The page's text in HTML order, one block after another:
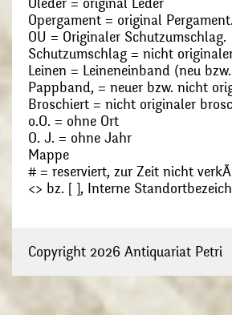
Oleder = original Leder
Opergament = original Pergament.
OU = Originaler Schutzumschlag.
Schutzumschlag = nicht
Leinen = Leineneinband (neu
Pappband, = neuer bzw. nicht
Broschiert = nicht originaler
o.O. = ohne Ort
O. J. = ohne Jahr
Mappe
# = reserviert, zur Zeit nicht
<> bz. [ ], Interne
Copyright 2026 Antiquariat Petri